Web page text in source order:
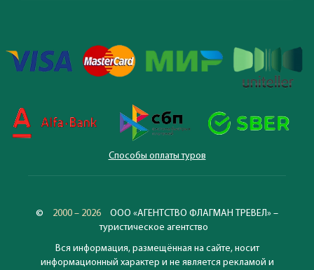
Способы оплаты туров
© 2000 – 2026
ООО «АГЕНТСТВО ФЛАГМАН ТРЕВЕЛ» –
туристическое агентство
Вся информация, размещённая на сайте, носит
информационный характер и не является рекламой и